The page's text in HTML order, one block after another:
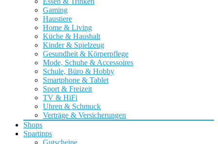
Gaming
Haustiere
Home & Living
Küche & Haushalt
Kinder & Spielzeug
Gesundheit & Körperpflege
Mode, Schuhe & Accessoires
Schule, Büro & Hobby
Smartphone & Tablet
Sport & Freizeit
TV & HiFi
Uhren & Schmuck
Verträge & Versicherungen
Shops
Spartipps
Gutscheine